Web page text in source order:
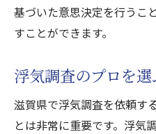
基づいた意思決定を行うこ
すことができます。
浮気調査のプロを
滋賀県で浮気調査を依頼す
とは非常に重要です。浮気